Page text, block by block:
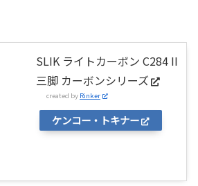
SLIK ライトカーボン C284 II
三脚 カーボンシリーズ
created by Rinker
ケンコー・トキナー